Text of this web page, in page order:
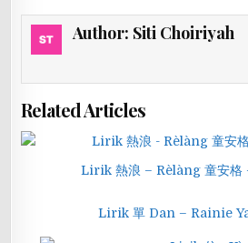
Author: Siti Choiriyah
Related Articles
Lirik 熱浪 – Rèlàng 童安格
Lirik 單 Dan – Rainie